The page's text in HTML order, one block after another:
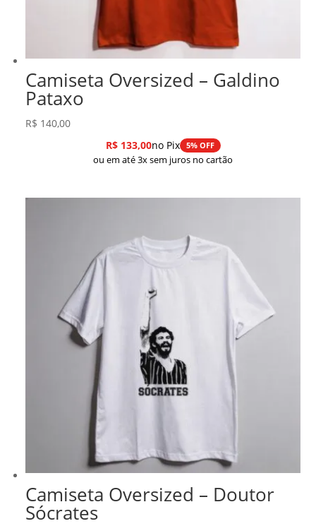
Camiseta Oversized – Galdino
Pataxo
R$ 140,00
R$133,00no Pix 5% OFF
ou em até 3x sem juros no cartão
Camiseta Oversized – Doutor
Sócrates